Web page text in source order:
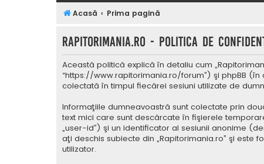
Acasă Prima pagină
Rapitorimania.ro - Politica de
Această politică explică în detaliu cum
“https://www.rapitorimania.ro/forum”) şi phpBB (în
colectată în timpul fiecărei sesiuni utilizate de
Informaţiile dumneavoastră sunt colectate prin
text mici care sunt descărcate în fişierele
„user-id”) şi un identificator al sesiunii anonime
aţi deschis subiecte din „Rapitorimania.ro” şi
utilizator.